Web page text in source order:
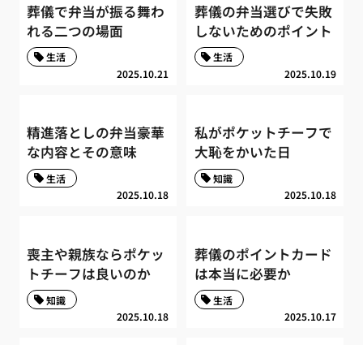
葬儀で弁当が振る舞わ
れる二つの場面
2025.10.21
生活
葬儀の弁当選びで失敗
しないためのポイント
2025.10.19
生活
精進落としの弁当豪華
な内容とその意味
2025.10.18
生活
私がポケットチーフで
大恥をかいた日
2025.10.18
知識
喪主や親族ならポケッ
トチーフは良いのか
2025.10.18
知識
葬儀のポイントカード
は本当に必要か
2025.10.17
生活